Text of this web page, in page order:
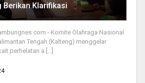
Berikan Klarifikasi
- Komite Olahraga Nasional
Tengah (Kalteng) menggelar
perhelatan a [...]